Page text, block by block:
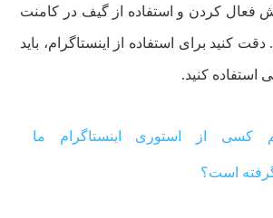
فعال کردن و استفاده از گیف در کامنت
دقت کنید برای استفاده از اینستاگرام، باید
استفاده کنید.
کسی از استوری اینستاگرام ما
است؟